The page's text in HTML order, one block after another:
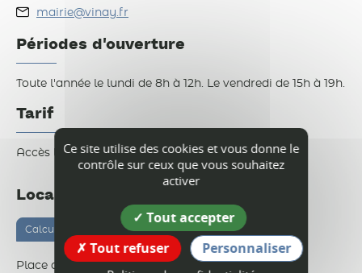
mairie@vinay.fr
Périodes d'ouverture
Toute l'année le lundi de 8h à 12h. Le vendredi de 15h à 19h.
Tarif
Accès libre.
Localisation
Calculer votre itinéraire
Place du Champ de mars
Ce site utilise des cookies et vous donne le
contrôle sur ceux que vous souhaitez
activer
Tout accepter
Tout refuser
Personnaliser